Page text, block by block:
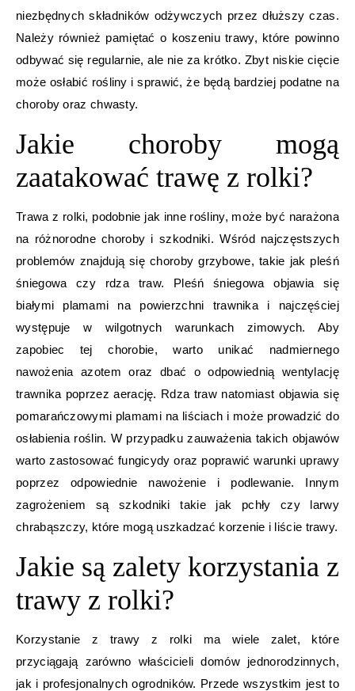
niezbędnych składników odżywczych przez dłuższy czas.
Należy również pamiętać o koszeniu trawy, które powinno
odbywać się regularnie, ale nie za krótko. Zbyt niskie cięcie
może osłabić rośliny i sprawić, że będą bardziej podatne na
choroby oraz chwasty.
Jakie choroby mogą
zaatakować trawę z rolki?
Trawa z rolki, podobnie jak inne rośliny, może być narażona
na różnorodne choroby i szkodniki. Wśród najczęstszych
problemów znajdują się choroby grzybowe, takie jak pleśń
śniegowa czy rdza traw. Pleśń śniegowa objawia się
białymi plamami na powierzchni trawnika i najczęściej
występuje w wilgotnych warunkach zimowych. Aby
zapobiec tej chorobie, warto unikać nadmiernego
nawożenia azotem oraz dbać o odpowiednią wentylację
trawnika poprzez aerację. Rdza traw natomiast objawia się
pomarańczowymi plamami na liściach i może prowadzić do
osłabienia roślin. W przypadku zauważenia takich objawów
warto zastosować fungicydy oraz poprawić warunki uprawy
poprzez odpowiednie nawożenie i podlewanie. Innym
zagrożeniem są szkodniki takie jak pchły czy larwy
chrabąszczy, które mogą uszkadzać korzenie i liście trawy.
Jakie są zalety korzystania z
trawy z rolki?
Korzystanie z trawy z rolki ma wiele zalet, które
przyciągają zarówno właścicieli domów jednorodzinnych,
jak i profesjonalnych ogrodników. Przede wszystkim jest to